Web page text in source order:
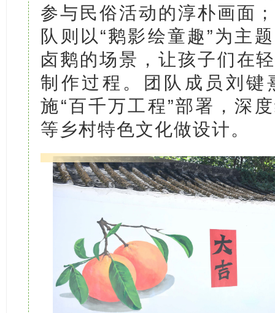
参与民俗活动的淳朴画面
队则以“鹅影绘童趣”为主
卤鹅的场景，让孩子们在
制作过程。团队成员刘键
施“百千万工程”部署，深
等乡村特色文化做设计。